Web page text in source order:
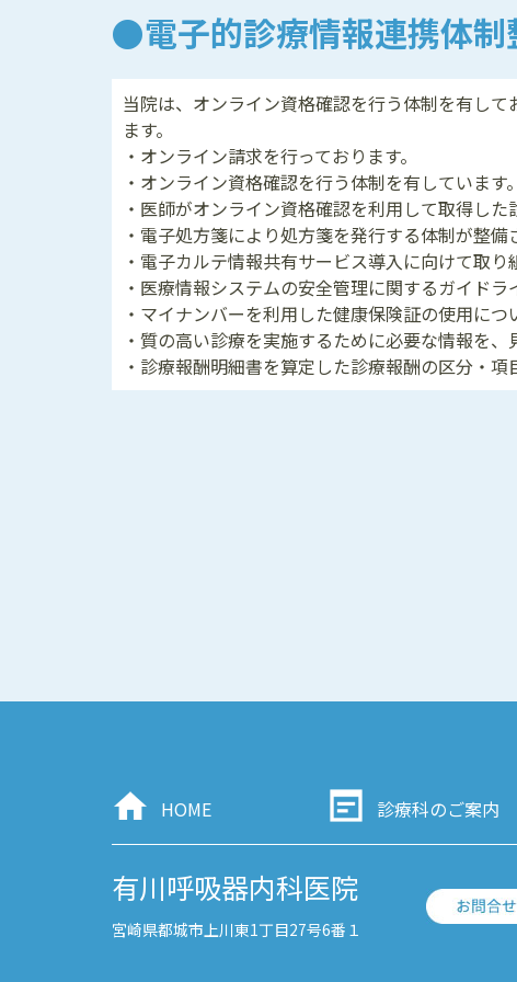
電子的診療情報連携体
当院は、オンライン資格確認を行う体制を有し
ます。
・オンライン請求を行っております。
・オンライン資格確認を行う体制を有しています。
・医師がオンライン資格確認を利用して取得し
・電子処方箋により処方箋を発行する体制が整備
・電子カルテ情報共有サービス導入に向けて取り
・医療情報システムの安全管理に関するガイドラ
・マイナンバーを利用した健康保険証の使用につ
・質の高い診療を実施するために必要な情報を
・診療報酬明細書を算定した診療報酬の区分・
HOME 診療科のご案内
有川呼吸器内科医院
宮崎県都城市上川東1丁目27号6番１